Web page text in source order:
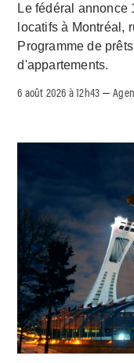
Le fédéral annonce
locatifs à Montréal,
Programme de
d'appartements.
6 août 2026 à 12h43 –